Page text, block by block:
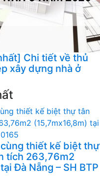
Chi tiết về thủ
xây dựng nhà ở
thiết kế biệt thự
tích 263,76m2
Đà Nẵng – SH BTP